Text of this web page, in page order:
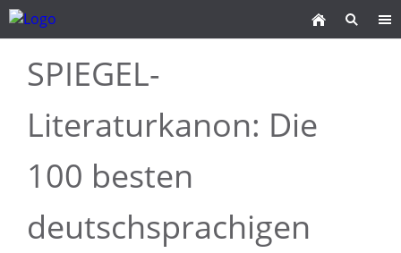
SPIEGEL-
Literaturkanon: Die
100 besten
deutschsprachigen